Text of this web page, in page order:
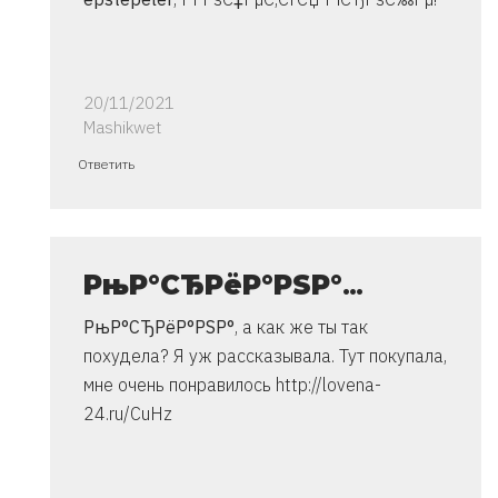
20/11/2021
Mashikwet
Ответ
очень
Владимир
Ответить
РњР°СЂРёР°РЅР°…
РњР°СЂРёР°РЅР°, а как же ты так
похудела? Я уж рассказывала. Тут покупала,
мне очень понравилось http://lovena-
24.ru/CuHz